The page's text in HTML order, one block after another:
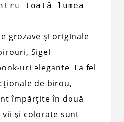
toată lumea
grozave și originale
Sigel
uri elegante. La fel
de birou,
împărțite în două
vii și colorate sunt